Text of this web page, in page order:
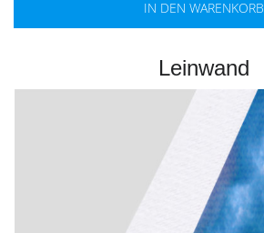
IN DEN WARENKORB
Leinwand